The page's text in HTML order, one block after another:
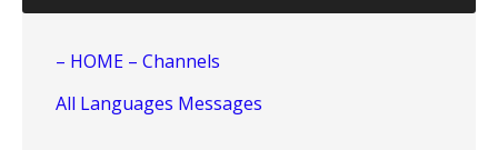
– HOME – Channels
All Languages Messages